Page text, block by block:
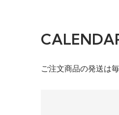
ご注文商品の発送は